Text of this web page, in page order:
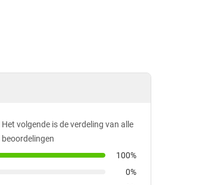
Het volgende is de verdeling van alle
beoordelingen
100%
0%